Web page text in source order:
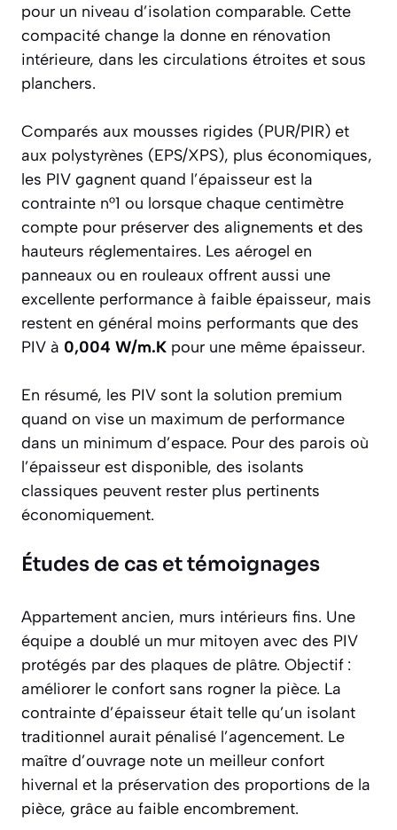
pour un niveau d’isolation comparable. Cette
compacité change la donne en rénovation
intérieure, dans les circulations étroites et sous
planchers.
Comparés aux mousses rigides (PUR/PIR) et
aux polystyrènes (EPS/XPS), plus économiques,
les PIV gagnent quand l’épaisseur est la
contrainte n°1 ou lorsque chaque centimètre
compte pour préserver des alignements et des
hauteurs réglementaires. Les aérogel en
panneaux ou en rouleaux offrent aussi une
excellente performance à faible épaisseur, mais
restent en général moins performants que des
PIV à 0,004 W/m.K pour une même épaisseur.
En résumé, les PIV sont la solution premium
quand on vise un maximum de performance
dans un minimum d’espace. Pour des parois où
l’épaisseur est disponible, des isolants
classiques peuvent rester plus pertinents
économiquement.
Études de cas et témoignages
Appartement ancien, murs intérieurs fins. Une
équipe a doublé un mur mitoyen avec des PIV
protégés par des plaques de plâtre. Objectif :
améliorer le confort sans rogner la pièce. La
contrainte d’épaisseur était telle qu’un isolant
traditionnel aurait pénalisé l’agencement. Le
maître d’ouvrage note un meilleur confort
hivernal et la préservation des proportions de la
pièce, grâce au faible encombrement.